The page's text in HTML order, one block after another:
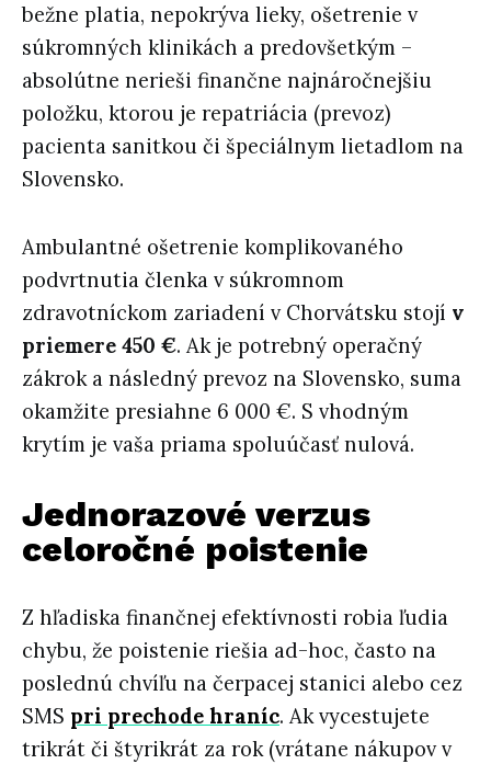
bežne platia, nepokrýva lieky, ošetrenie v
súkromných klinikách a predovšetkým –
absolútne nerieši finančne najnáročnejšiu
položku, ktorou je repatriácia (prevoz)
pacienta sanitkou či špeciálnym lietadlom na
Slovensko.
Ambulantné ošetrenie komplikovaného
podvrtnutia členka v súkromnom
zdravotníckom zariadení v Chorvátsku stojí v
priemere 450 €. Ak je potrebný operačný
zákrok a následný prevoz na Slovensko, suma
okamžite presiahne 6 000 €. S vhodným
krytím je vaša priama spoluúčasť nulová.
Jednorazové verzus
celoročné poistenie
Z hľadiska finančnej efektívnosti robia ľudia
chybu, že poistenie riešia ad-hoc, často na
poslednú chvíľu na čerpacej stanici alebo cez
SMS pri prechode hraníc. Ak vycestujete
trikrát či štyrikrát za rok (vrátane nákupov v